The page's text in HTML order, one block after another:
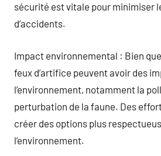
sécurité est vitale pour minimiser
d’accidents.
Impact environnemental : Bien
feux d’artifice peuvent avoir des
l’environnement, notamment la
perturbation de la faune. Des
créer des options plus
l’environnement.